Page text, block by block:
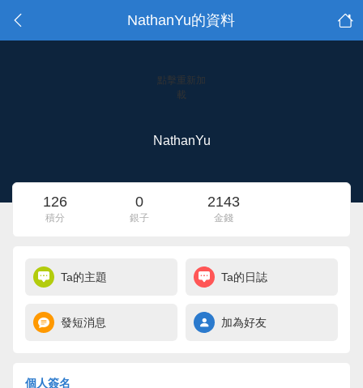
NathanYu的資料
點擊重新加
載
NathanYu
126
積分
0
銀子
2143
金錢
Ta的主題 Ta的日誌
發短消息 加為好友
個人簽名